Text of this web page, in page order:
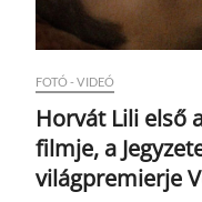
FOTÓ - VIDEÓ
Horvát Lili első
filmje, a
világpremierje